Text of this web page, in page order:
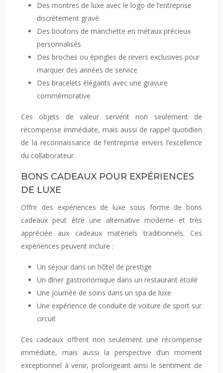
Des montres de luxe avec le logo de l’entreprise
discrètement gravé
Des boutons de manchette en métaux précieux
personnalisés
Des broches ou épingles de revers exclusives pour
marquer des années de service
Des bracelets élégants avec une gravure
commémorative
Ces objets de valeur servent non seulement de
récompense immédiate, mais aussi de rappel quotidien
de la reconnaissance de l’entreprise envers l’excellence
du collaborateur.
BONS CADEAUX POUR EXPÉRIENCES
DE LUXE
Offrir des expériences de luxe sous forme de bons
cadeaux peut être une alternative moderne et très
appréciée aux cadeaux matériels traditionnels. Ces
expériences peuvent inclure :
Un séjour dans un hôtel de prestige
Un dîner gastronomique dans un restaurant étoilé
Une journée de soins dans un spa de luxe
Une expérience de conduite de voiture de sport sur
circuit
Ces cadeaux offrent non seulement une récompense
immédiate, mais aussi la perspective d’un moment
exceptionnel à venir, prolongeant ainsi le sentiment de